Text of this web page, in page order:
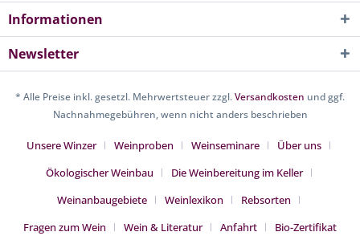
Informationen
Newsletter
* Alle Preise inkl. gesetzl. Mehrwertsteuer zzgl.Versandkosten und ggf.
Nachnahmegebühren, wenn nicht anders beschrieben
Unsere Winzer Weinproben Weinseminare
Über uns
Ökologischer Weinbau
Die Weinbereitung im Keller
Weinanbaugebiete
Weinlexikon
Rebsorten
Fragen zum Wein
Wein & Literatur Anfahrt Bio-Zertifikat